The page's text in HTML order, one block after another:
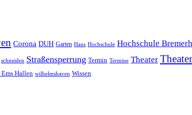
Corona DUH Garten Haus Hochschule Hochschule
schneiden Straßensperrung Termin Termine Theater
Ems Hallen wilhelmshaven Wissen